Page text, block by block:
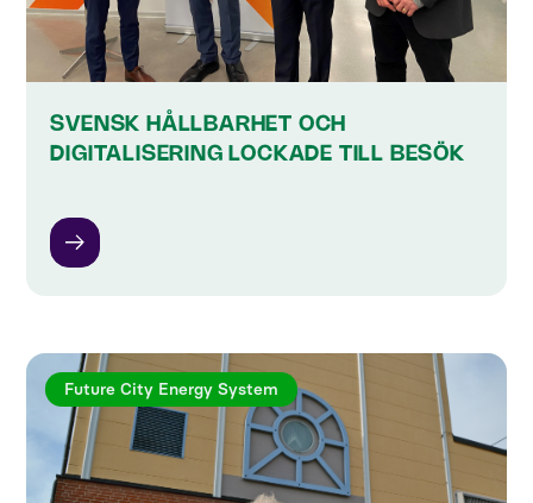
SVENSK HÅLLBARHET OCH
DIGITALISERING LOCKADE TILL BESÖK
Future City Energy System